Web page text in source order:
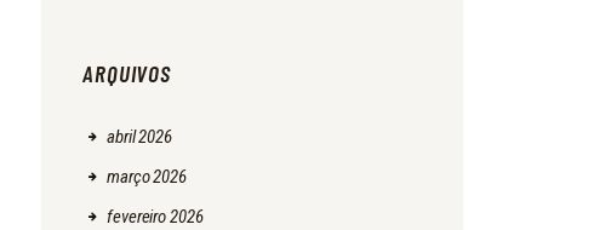
ARQUIVOS
abril2026
março2026
fevereiro2026